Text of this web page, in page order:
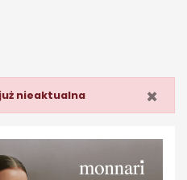
nieaktualna ×